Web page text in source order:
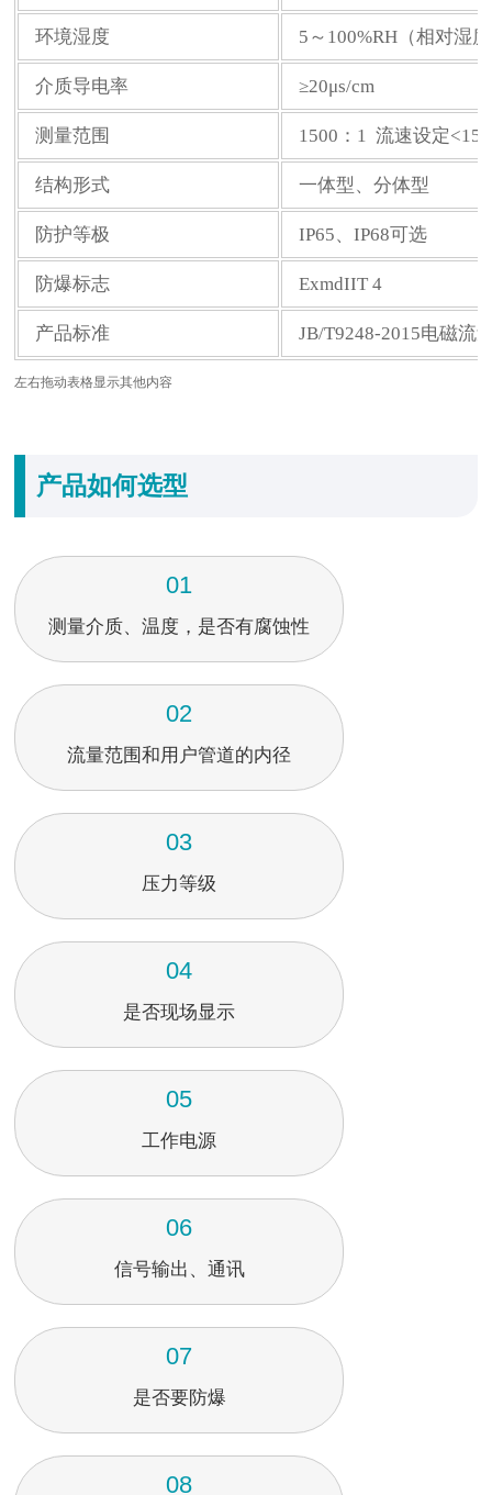
环境湿度 5～100%RH（相对湿
介质导电率 ≥20μs/cm
测量范围 1500：1 流速设定
结构形式 一体型、分体型
防护等极 IP65、IP68可选
防爆标志 ExmdIIT 4
产品标准 JB/T9248-2015电磁流
左右拖动表格显示其他内容
产品如何选型
01
测量介质、温度，是否有腐蚀性
02
流量范围和用户管道的内径
03
压力等级
04
是否现场显示
05
工作电源
06
信号输出、通讯
07
是否要防爆
08